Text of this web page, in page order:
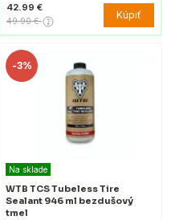
42.99 €
49.90 € Kúpiť
-3%
Na sklade
WTB TCS Tubeless Tire
Sealant 946 ml bezdušový
tmel